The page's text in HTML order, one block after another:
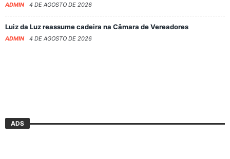
ADMIN 4 DE AGOSTO DE 2026
Luiz da Luz reassume cadeira na Câmara de Vereadores
ADMIN 4 DE AGOSTO DE 2026
ADS